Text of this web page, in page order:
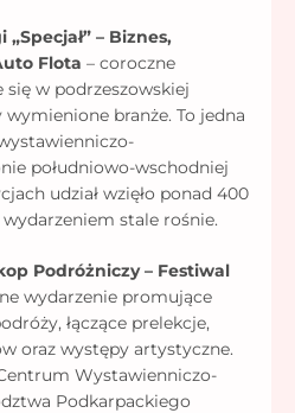
– Biznes,
Flota – coroczne
w podrzeszowskiej
wymienione branże. To jedna
południowo-wschodniej
udział wzięło ponad 400
stale rośnie.
Podróżniczy – Festiwal
wydarzenie promujące
łączące prelekcje,
oraz występy artystyczne.
Wystawienniczo-
Podkarpackiego